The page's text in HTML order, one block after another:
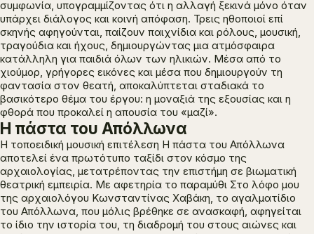
συμφωνία, υπογραμμίζοντας ότι η αλλαγή ξεκινά μόνο όταν
υπάρχει διάλογος και κοινή απόφαση. Τρεις ηθοποιοί επί
σκηνής αφηγούνται, παίζουν παιχνίδια και ρόλους, μουσική,
τραγούδια και ήχους, δημιουργώντας μια ατμόσφαιρα
κατάλληλη για παιδιά όλων των ηλικιών. Μέσα από το
χιούμορ, γρήγορες εικόνες και μέσα που δημιουργούν τη
φαντασία στον θεατή, αποκαλύπτεται σταδιακά το
βασικότερο θέμα του έργου: η μοναξιά της εξουσίας και η
φθορά που προκαλεί η απουσία του «μαζί».
Η πάστα του Απόλλωνα
Η τοποειδική μουσική επιτέλεση Η πάστα του Απόλλωνα
αποτελεί ένα πρωτότυπο ταξίδι στον κόσμο της
αρχαιολογίας, μετατρέποντας την επιστήμη σε βιωματική
θεατρική εμπειρία. Με αφετηρία το παραμύθι Στο λόφο μου
της αρχαιολόγου Κωνσταντίνας Χαβάκη, το αγαλματίδιο
του Απόλλωνα, που μόλις βρέθηκε σε ανασκαφή, αφηγείται
το ίδιο την ιστορία του, τη διαδρομή του στους αιώνες και